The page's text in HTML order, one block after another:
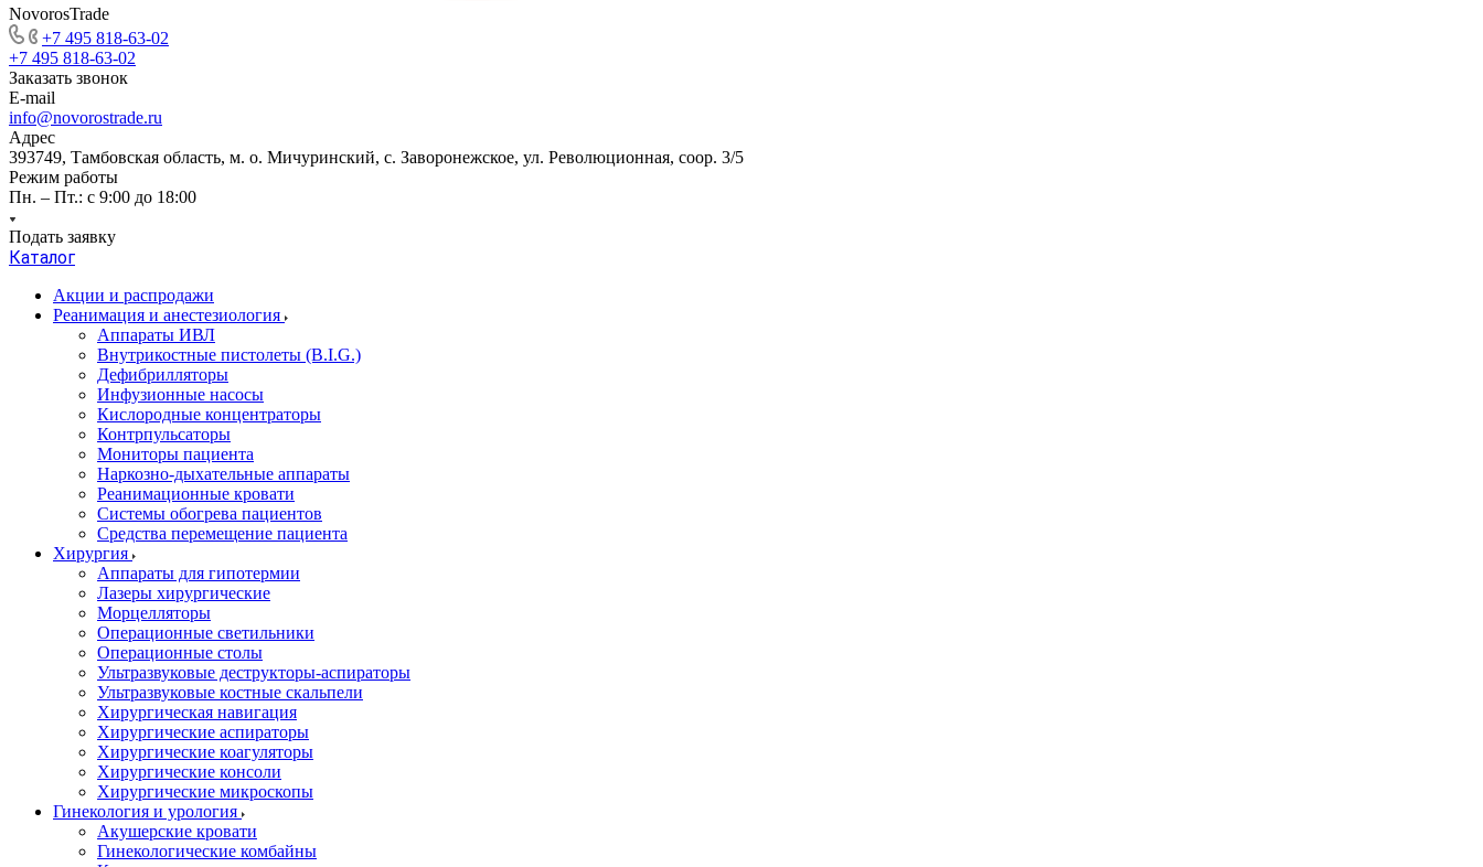
NovorosTrade
+7 495 818-63-02
+7 495 818-63-02
Заказать звонок
E-mail
info@novorostrade.ru
Адрес
393749, Тамбовская область, м. о. Мичуринский, с. Заворонежское, ул. Революционная, соор. 3/5
Режим работы
Пн. – Пт.: с 9:00 до 18:00
Подать заявку
Каталог
Акции и распродажи
Реанимация и анестезиология
Аппараты ИВЛ
Внутрикостные пистолеты (B.I.G.)
Дефибрилляторы
Инфузионные насосы
Кислородные концентраторы
Контрпульсаторы
Мониторы пациента
Наркозно-дыхательные аппараты
Реанимационные кровати
Системы обогрева пациентов
Средства перемещение пациента
Хирургия
Аппараты для гипотермии
Лазеры хирургические
Морцелляторы
Операционные светильники
Операционные столы
Ультразвуковые деструкторы-аспираторы
Ультразвуковые костные скальпели
Хирургическая навигация
Хирургические аспираторы
Хирургические коагуляторы
Хирургические консоли
Хирургические микроскопы
Гинекология и урология
Акушерские кровати
Гинекологические комбайны